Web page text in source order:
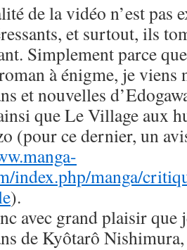
de la vidéo n’est pas
et surtout, ils
Simplement parce
à énigme, je viens
et nouvelles
que Le Village aux
(pour ce dernier, un
index.php/manga/
).
avec grand plaisir que
de Kyôtarô